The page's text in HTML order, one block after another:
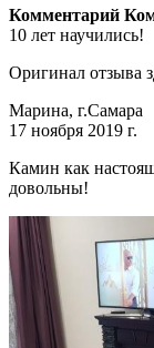
Комментарий
10 лет научились!
Оригинал отзыва
Марина, г.Самара
17 ноября 2019 г.
Камин как
довольны!